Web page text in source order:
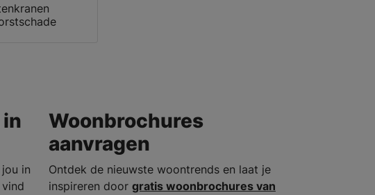
in
Woonbrochures
aanvragen
Ontdek de nieuwste woontrends en laat je
inspireren door gratis woonbrochures van